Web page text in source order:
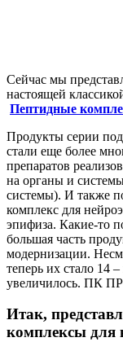
Сейчас мы
настоящей
Пептидные
Продукты серии
стали еще более
препаратов
на органы и
системы). И также
комплекс для
эпифиза. Какие-то
большая часть
модернизации.
теперь их стало 14
увеличилось. ПК
Итак,
комплексы для